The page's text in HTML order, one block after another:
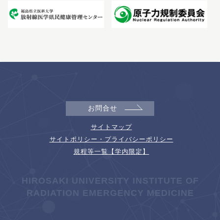
お問合せ
サイトマップ
サイトポリシー・プライバシーポリシー
規程等一覧【学内限定】
HIROSAKI UNIVERSITY INSTITUTE OF
RADIATION EMERGENCY MEDICINE